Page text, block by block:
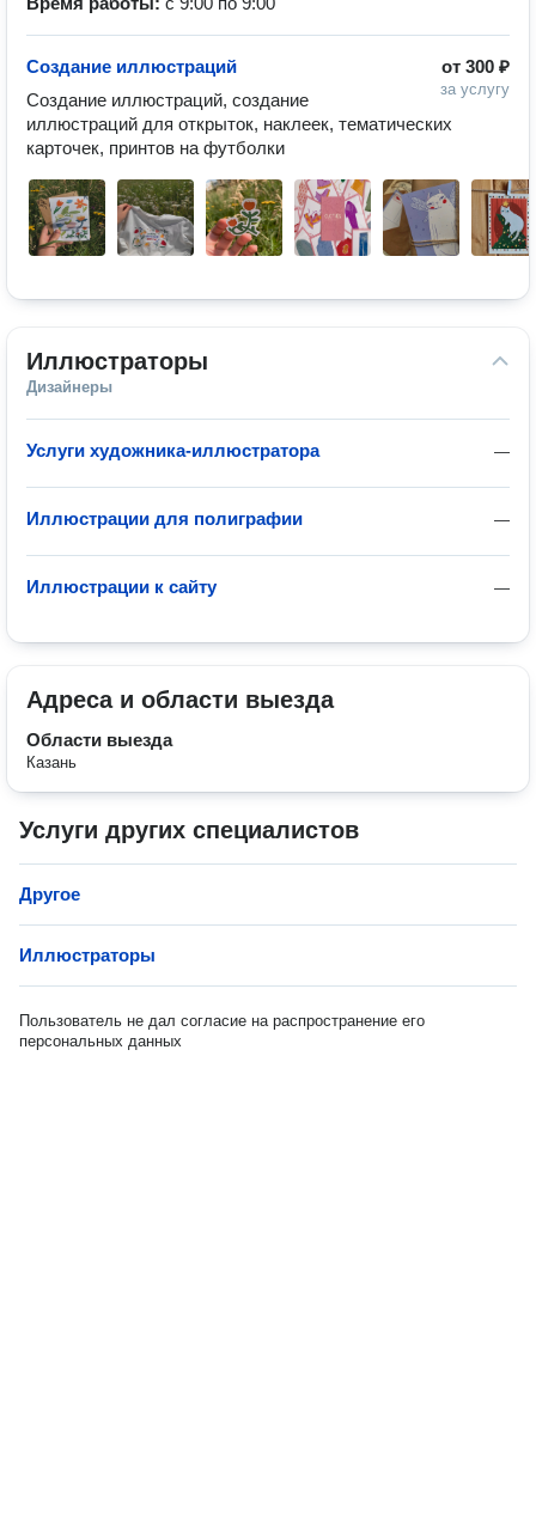
от 300 ₽
за услугу
Создание иллюстраций
Создание иллюстраций, создание
иллюстраций для открыток, наклеек, тематических
карточек, принтов на футболки
Иллюстраторы
Дизайнеры
—
Услуги художника-иллюстратора
—
Иллюстрации для полиграфии
—
Иллюстрации к сайту
Адреса и области выезда
Области выезда
Казань
Услуги других специалистов
Другое
Иллюстраторы
Пользователь не дал согласие на распространение его
персональных данных